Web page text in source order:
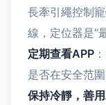
長牽引繩控制
線，定位器是“
定期查看APP
是否在安全范
保持冷靜，善